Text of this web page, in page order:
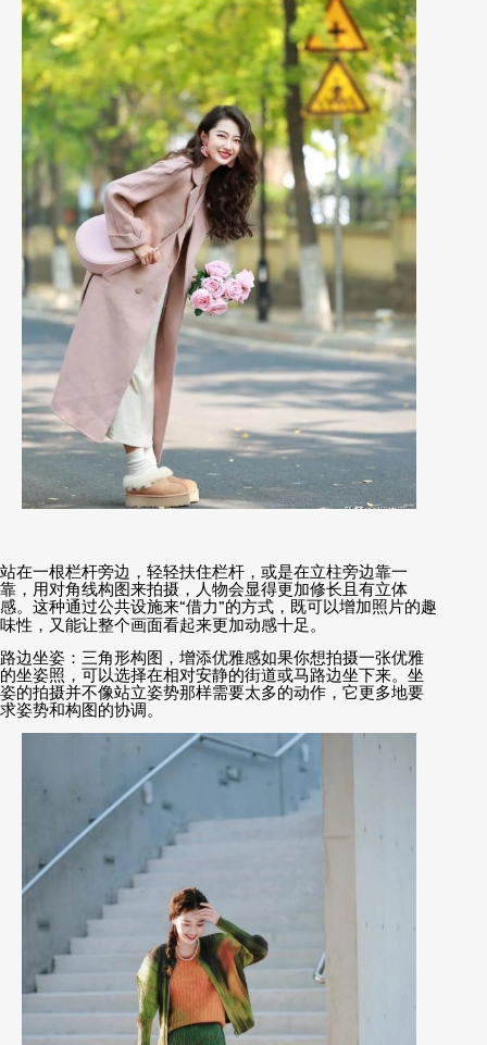
站在一根栏杆旁边，轻轻扶住栏杆，或是在立柱旁边靠一
靠，用对角线构图来拍摄，人物会显得更加修长且有立体
感。这种通过公共设施来“借力”的方式，既可以增加照片的趣
味性，又能让整个画面看起来更加动感十足。
路边坐姿：三角形构图，增添优雅感如果你想拍摄一张优雅
的坐姿照，可以选择在相对安静的街道或马路边坐下来。坐
姿的拍摄并不像站立姿势那样需要太多的动作，它更多地要
求姿势和构图的协调。